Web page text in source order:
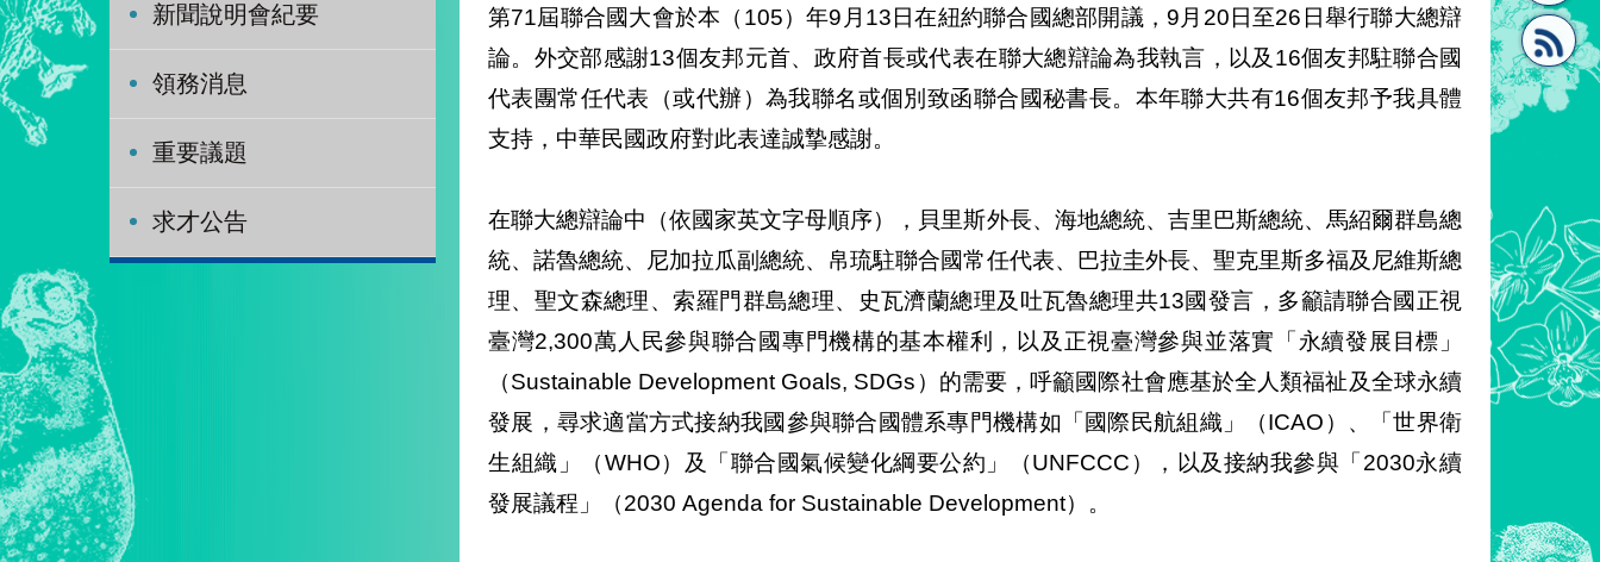
結]" [連
新聞說明會紀要
領務消息
重要議題
求才公告
第71屆聯合國大會於本（105）年9月13日在紐約聯合國總部開議，9月20日至26日舉行聯大總辯
論。外交部感謝13個友邦元首、政府首長或代表在聯大總辯論為我執言，以及16個友邦駐聯合國
代表團常任代表（或代辦）為我聯名或個別致函聯合國秘書長。本年聯大共有16個友邦予我具體
支持，中華民國政府對此表達誠摯感謝。
在聯大總辯論中（依國家英文字母順序），貝里斯外長、海地總統、吉里巴斯總統、馬紹爾群島總
統、諾魯總統、尼加拉瓜副總統、帛琉駐聯合國常任代表、巴拉圭外長、聖克里斯多福及尼維斯總
理、聖文森總理、索羅門群島總理、史瓦濟蘭總理及吐瓦魯總理共13國發言，多籲請聯合國正視
臺灣2,300萬人民參與聯合國專門機構的基本權利，以及正視臺灣參與並落實「永續發展目標」
（Sustainable Development Goals, SDGs）的需要，呼籲國際社會應基於全人類福祉及全球永續
發展，尋求適當方式接納我國參與聯合國體系專門機構如「國際民航組織」（ICAO）、「世界衛
生組織」（WHO）及「聯合國氣候變化綱要公約」（UNFCCC），以及接納我參與「2030永續
發展議程」（2030 Agenda for Sustainable Development）。